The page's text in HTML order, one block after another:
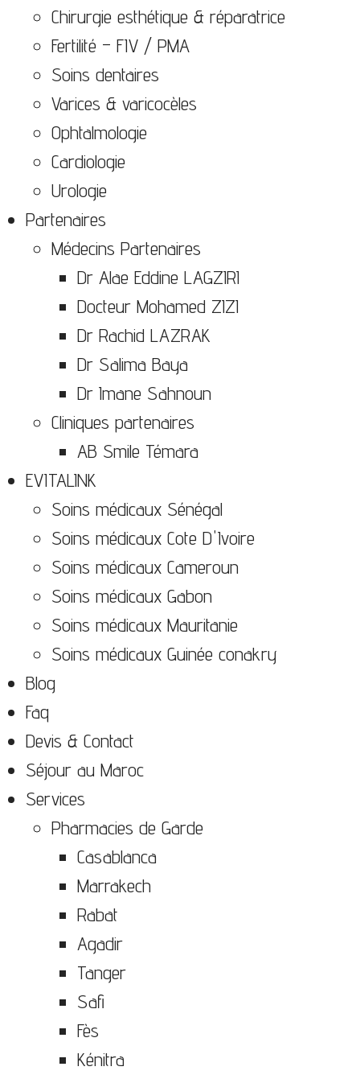
Chirurgie esthétique & réparatrice
Fertilité – FIV / PMA
Soins dentaires
Varices & varicocèles
Ophtalmologie
Cardiologie
Urologie
Partenaires
Médecins Partenaires
Dr Alae Eddine LAGZIRI
Docteur Mohamed ZIZI
Dr Rachid LAZRAK
Dr Salima Baya
Dr Imane Sahnoun
Cliniques partenaires
AB Smile Témara
EVITALINK
Soins médicaux Sénégal
Soins médicaux Cote D'Ivoire
Soins médicaux Cameroun
Soins médicaux Gabon
Soins médicaux Mauritanie
Soins médicaux Guinée conakry
Blog
Faq
Devis & Contact
Séjour au Maroc
Services
Pharmacies de Garde
Casablanca
Marrakech
Rabat
Agadir
Tanger
Safi
Fès
Kénitra